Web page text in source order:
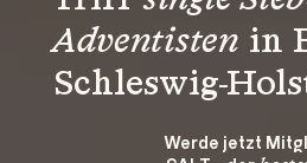
Adventisten in
Schleswig-
Werde jetzt